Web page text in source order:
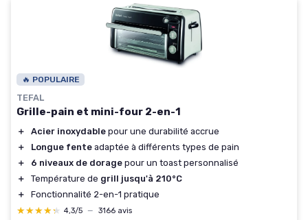
🔥 POPULAIRE
TEFAL
Grille-pain et mini-four 2-en-1
＋ Acier inoxydable pour une durabilité accrue
＋
Longue fente adaptée à différents types de pain
＋
6 niveaux de dorage pour un toast personnalisé
＋
Température de grill jusqu'à 210°C
＋
Fonctionnalité 2-en-1 pratique
★★★★★
★★★★★ 4,3/5 — 3166 avis